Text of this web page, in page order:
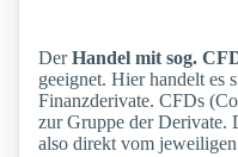
DerHandel mit sog.
geeignet. Hier handelt es
Finanzderivate. CFDs
zur Gruppe der Derivate.
also direkt vom